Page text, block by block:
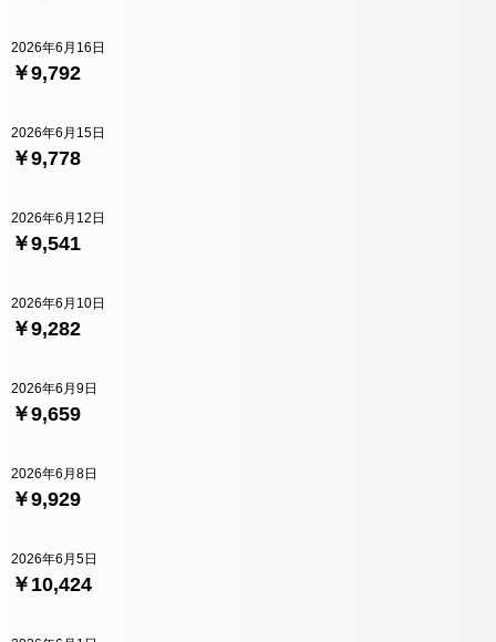
￥9,792
2026年6月16日
￥9,778
2026年6月15日
￥9,541
2026年6月12日
￥9,282
2026年6月10日
￥9,659
2026年6月9日
￥9,929
2026年6月8日
￥10,424
2026年6月5日